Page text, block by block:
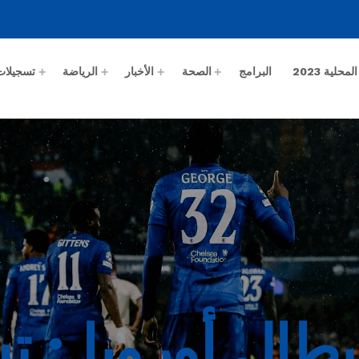
2023 البرامج الصحة الأخبار الرياضة